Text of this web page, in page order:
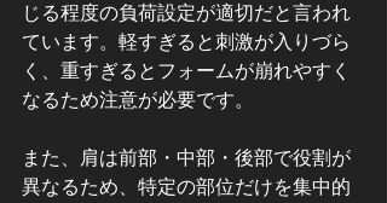
じる程度の負荷設定が適切だと言われ
ています。軽すぎると刺激が入りづら
く、重すぎるとフォームが崩れやすく
なるため注意が必要です。
また、肩は前部・中部・後部で役割が
異なるため、特定の部位だけを集中的